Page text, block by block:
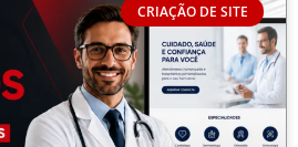
CRIAÇÃO DE SITE